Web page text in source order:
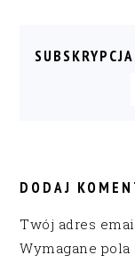
SUBSKRYPCJA
DODAJ
Twój adres
Wymagane pola